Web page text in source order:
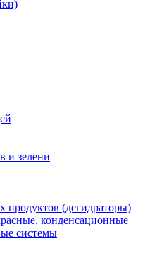
и зелени
продуктов (дегидраторы)
конденсационные
системы